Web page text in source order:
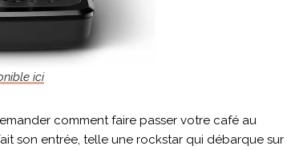
ici
comment faire passer votre café au
son entrée, telle une rockstar qui débarque sur